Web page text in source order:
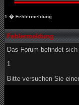
1 � Fehlermeldung
Fehlermeldung
Das Forum befindet
1
Bitte versuchen Sie